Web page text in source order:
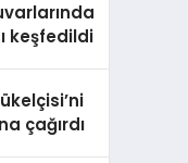
keşfedildi
çağırdı